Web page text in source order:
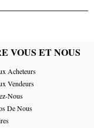
VOUS ET NOUS
Acheteurs
Vendeurs
Nous
De Nous